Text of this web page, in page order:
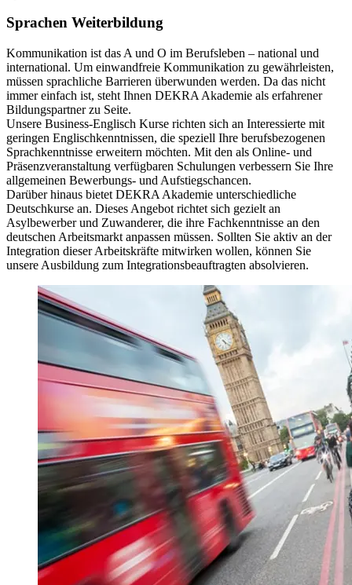
Sprachen Weiterbildung
Kommunikation ist das A und O im Berufsleben – national und
international. Um einwandfreie Kommunikation zu gewährleisten,
müssen sprachliche Barrieren überwunden werden. Da das nicht
immer einfach ist, steht Ihnen DEKRA Akademie als erfahrener
Bildungspartner zu Seite.
Unsere Business-Englisch Kurse richten sich an Interessierte mit
geringen Englischkenntnissen, die speziell Ihre berufsbezogenen
Sprachkenntnisse erweitern möchten. Mit den als Online- und
Präsenzveranstaltung verfügbaren Schulungen verbessern Sie Ihre
allgemeinen Bewerbungs- und Aufstiegschancen.
Darüber hinaus bietet DEKRA Akademie unterschiedliche
Deutschkurse an. Dieses Angebot richtet sich gezielt an
Asylbewerber und Zuwanderer, die ihre Fachkenntnisse an den
deutschen Arbeitsmarkt anpassen müssen. Sollten Sie aktiv an der
Integration dieser Arbeitskräfte mitwirken wollen, können Sie
unsere Ausbildung zum Integrationsbeauftragten absolvieren.